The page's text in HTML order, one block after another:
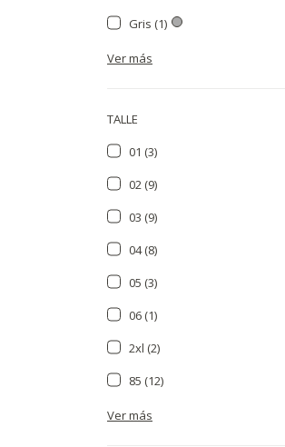
Gris (1)
Ver más
TALLE
01 (3)
02 (9)
03 (9)
04 (8)
05 (3)
06 (1)
2xl (2)
85 (12)
Ver más